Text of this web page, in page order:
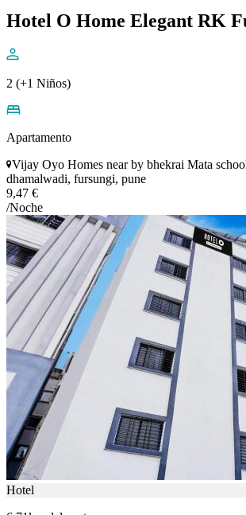
Hotel O Home Elegant RK
2 (+1 Niños)
Apartamento
Vijay Oyo Homes near by bhekrai Mata
dhamalwadi, fursungi, pune
9,47 €
/Noche
Hotel